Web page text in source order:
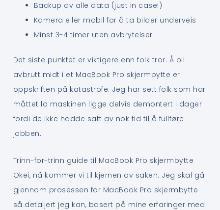
Backup av alle data (just in case!)
Kamera eller mobil for å ta bilder underveis
Minst 3-4 timer uten avbrytelser
Det siste punktet er viktigere enn folk tror. Å bli
avbrutt midt i et MacBook Pro skjermbytte er
oppskriften på katastrofe. Jeg har sett folk som har
måttet la maskinen ligge delvis demontert i dager
fordi de ikke hadde satt av nok tid til å fullføre
jobben.
Trinn-for-trinn guide til MacBook Pro skjermbytte
Okei, nå kommer vi til kjernen av saken. Jeg skal gå
gjennom prosessen for MacBook Pro skjermbytte
så detaljert jeg kan, basert på mine erfaringer med